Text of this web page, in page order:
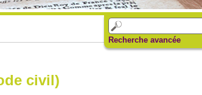
Recherche avancée
civil)